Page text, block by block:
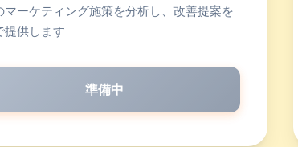
マーケティング施策を分析し、改善提案を
提供します
準備中